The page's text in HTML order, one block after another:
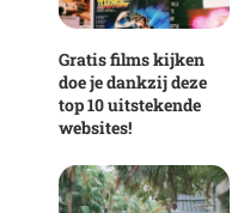
Gratis films kijken
doe je dankzij deze
top 10 uitstekende
websites!